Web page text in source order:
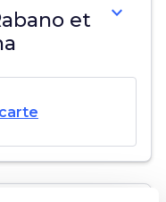
et
expand_more